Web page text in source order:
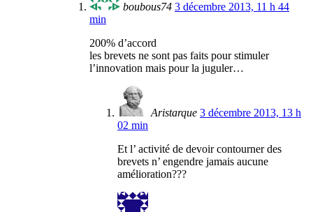
boubous74 3 décembre 2013, 11 h 44
min
200% d’accord
les brevets ne sont pas faits pour stimuler
l’innovation mais pour la juguler…
Aristarque 3 décembre 2013, 13 h
02 min
Et l’ activité de devoir contourner des
brevets n’ engendre jamais aucune
amélioration???